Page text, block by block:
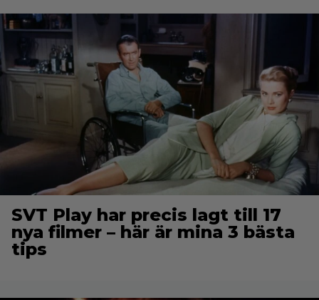
SVT Play har precis lagt till 17
nya filmer – här är mina 3 bästa
tips